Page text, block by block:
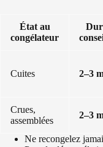
État au
congélateur
Cuites 2–3
Crues,
assemblées
2–3
Ne recongelez